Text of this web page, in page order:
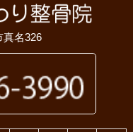
真名326